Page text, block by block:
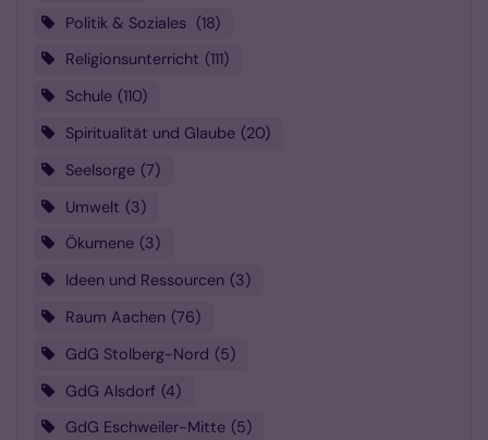
Politik & Soziales
18
Religionsunterricht
111
Schule 110
Spiritualität und Glaube 20
Seelsorge 7
Umwelt 3
Ökumene
3
Ideen und Ressourcen 3
Raum Aachen 76
GdG Stolberg-Nord 5
GdG Alsdorf 4
GdG Eschweiler-Mitte
5